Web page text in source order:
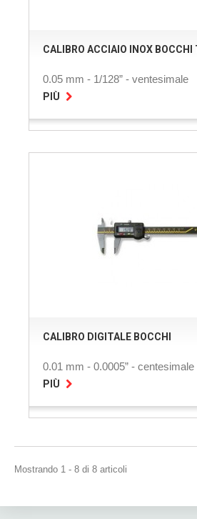
CALIBRO ACCIAIO INOX BOCCHI
0.05 mm - 1/128” - ventesimale
PIÙ
CALIBRO DIGITALE BOCCHI
0.01 mm - 0.0005” - centesimale
PIÙ
Mostrando 1 - 8 di 8 articoli